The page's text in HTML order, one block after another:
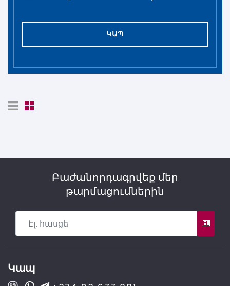
ԿԱՊ
Բաժանորդագրվեք մեր
թարմացումներին
Կապ